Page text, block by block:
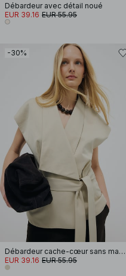
Débardeur avec détail noué
EUR 39.16 EUR 55.95
-30%
Débardeur cache-cœur sans manches
EUR 39.16 EUR 55.95